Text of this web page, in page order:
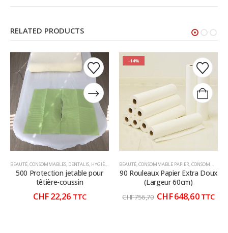
RELATED PRODUCTS
produit
plusieurs
variations.
Les
options
peuvent
être
sur
produit
plusieurs
variations.
Les
options
peuvent
être
sur
BEAUTÉ,CONSOMMABLES, DENTALIS, HYGIÈNE CONSOMMABLE ,HYGIÈNE CONSOMMABLE,MÉDECINS
500 Protection jetable pour
têtière-coussin
CHF22,26 TTC
-14%
BEAUTÉ,CONSOMMABLE PAPIER,CONSOMMABLE ROULEAUX
90 Rouleaux Papier Extra Doux
(Largeur 60cm)
CHF756,70 Le
CHF648,60Le
TTC